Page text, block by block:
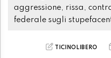
aggressione, rissa,
federale sugli
TICINOLIBERO